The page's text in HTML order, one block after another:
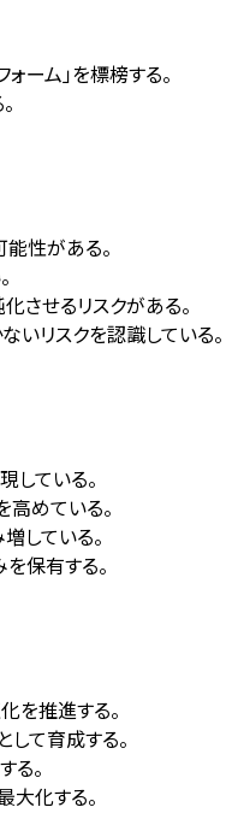
ーム」を標榜する。
性がある。
せるリスクがある。
リスクを認識している。
ている。
めている。
している。
保有する。
を推進する。
て育成する。
。
化する。